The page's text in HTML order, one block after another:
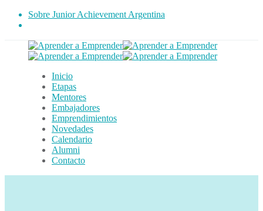
Sobre Junior Achievement Argentina
Inicio
Etapas
Mentores
Embajadores
Emprendimientos
Novedades
Calendario
Alumni
Contacto